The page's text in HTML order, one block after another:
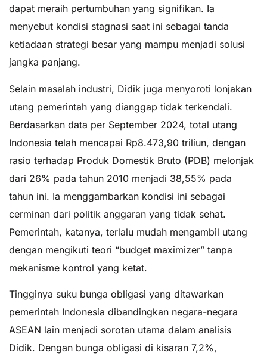
dapat meraih pertumbuhan yang signifikan. Ia
menyebut kondisi stagnasi saat ini sebagai tanda
ketiadaan strategi besar yang mampu menjadi solusi
jangka panjang.
Selain masalah industri, Didik juga menyoroti lonjakan
utang pemerintah yang dianggap tidak terkendali.
Berdasarkan data per September 2024, total utang
Indonesia telah mencapai Rp8.473,90 triliun, dengan
rasio terhadap Produk Domestik Bruto (PDB) melonjak
dari 26% pada tahun 2010 menjadi 38,55% pada
tahun ini. Ia menggambarkan kondisi ini sebagai
cerminan dari politik anggaran yang tidak sehat.
Pemerintah, katanya, terlalu mudah mengambil utang
dengan mengikuti teori “budget maximizer” tanpa
mekanisme kontrol yang ketat.
Tingginya suku bunga obligasi yang ditawarkan
pemerintah Indonesia dibandingkan negara-negara
ASEAN lain menjadi sorotan utama dalam analisis
Didik. Dengan bunga obligasi di kisaran 7,2%,